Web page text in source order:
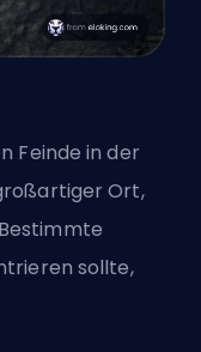
Feinde in der
Ort,
sollte,